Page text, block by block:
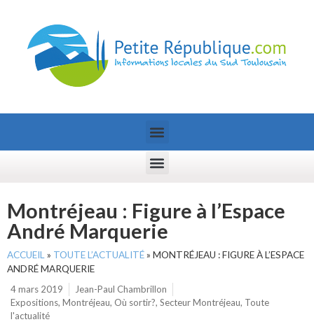
Montréjeau : Figure à l’Espace
André Marquerie
ACCUEIL » TOUTE L’ACTUALITÉ» MONTRÉJEAU : FIGURE À L’ESPACE
ANDRÉ MARQUERIE
4 mars 2019
Jean-Paul Chambrillon
Expositions, Montréjeau, Où sortir?, Secteur Montréjeau, Toute
l'actualité